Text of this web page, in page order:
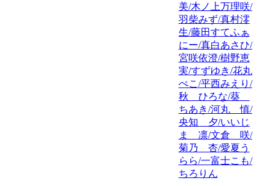
美/木ノ上万理咲/
羽柴みず/真村澪
生/藤田すてふぁ
にー/真白あさひ/
宮咲依澄/樹野恵
実/すずゆき/花丸
ぺこ/平西みえり/
秋 ひろな/葵
ちあき/河丸 慎/
央知 夕/いいじ
ま 凛/文倉 咲/
菊乃 杏/愛夏う
らら/一富士こも/
ちろりん